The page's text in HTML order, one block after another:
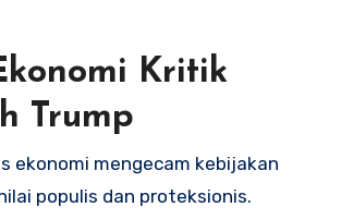
Kritik
Trump
ekonomi mengecam kebijakan
populis dan proteksionis.